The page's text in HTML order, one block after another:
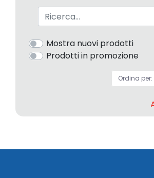
Barra di ricerca
Mostra nuovi prodotti
Prodotti in promozione
Ordina per: